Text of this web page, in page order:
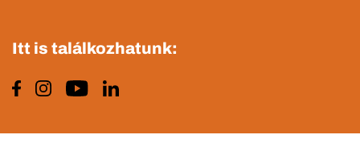
Itt is találkozhatunk: